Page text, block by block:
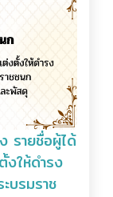
รายชื่อผู้ได้
งให้ดำรง
บรมราช